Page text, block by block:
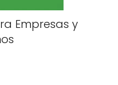
Empresas y